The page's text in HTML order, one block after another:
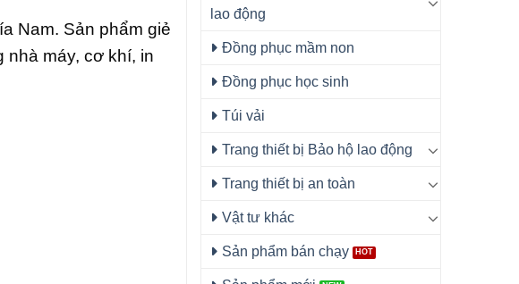
Nam. Sản phẩm giẻ
nhà máy, cơ khí, in
lao động
Đồng phục mầm non
Đồng phục học sinh
Túi vải
Trang thiết bị Bảo hộ lao động
Trang thiết bị an toàn
Vật tư khác
Sản phẩm bán chạy